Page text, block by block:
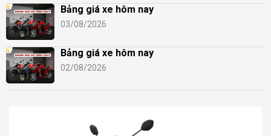
Bảng giá xe hôm nay
03/08/2026
Bảng giá xe hôm nay
02/08/2026